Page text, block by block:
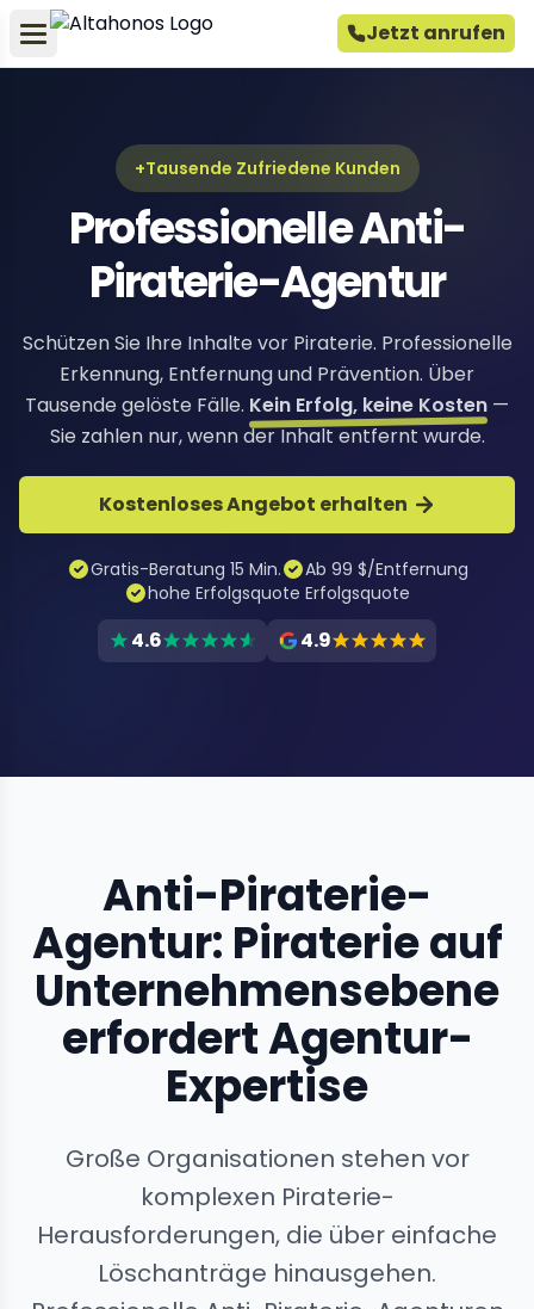
Jetzt anrufen
+Tausende Zufriedene Kunden
Professionelle Anti-
Piraterie-Agentur
Schützen Sie Ihre Inhalte vor Piraterie. Professionelle
Erkennung, Entfernung und Prävention. Über
Tausende gelöste Fälle. Kein Erfolg, keine Kosten —
Sie zahlen nur, wenn der Inhalt entfernt wurde.
Kostenloses Angebot erhalten
Gratis-Beratung 15 Min.
Ab 99 $/Entfernung
hohe Erfolgsquote Erfolgsquote
4.6 4.9
Anti-Piraterie-
Agentur: Piraterie auf
Unternehmensebene
erfordert Agentur-
Expertise
Große Organisationen stehen vor
komplexen Piraterie-
Herausforderungen, die über einfache
Löschanträge hinausgehen.